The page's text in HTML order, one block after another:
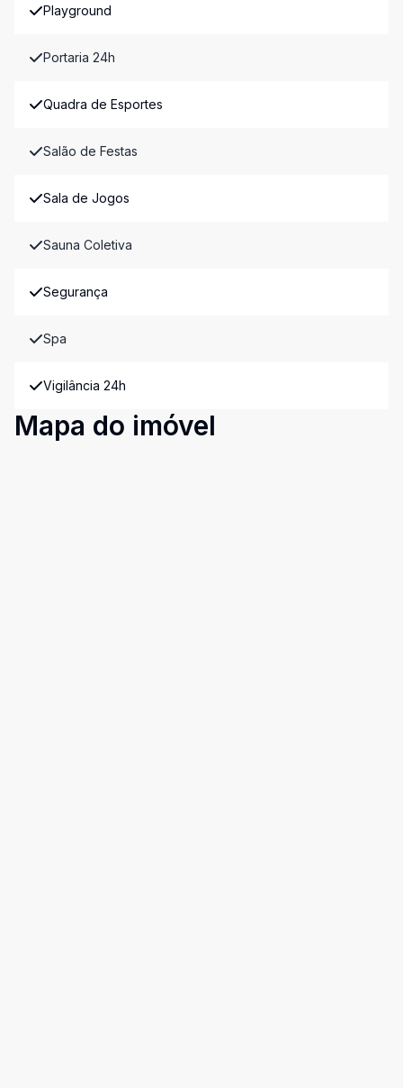
Playground
Portaria 24h
Quadra de Esportes
Salão de Festas
Sala de Jogos
Sauna Coletiva
Segurança
Spa
Vigilância 24h
Mapa do imóvel